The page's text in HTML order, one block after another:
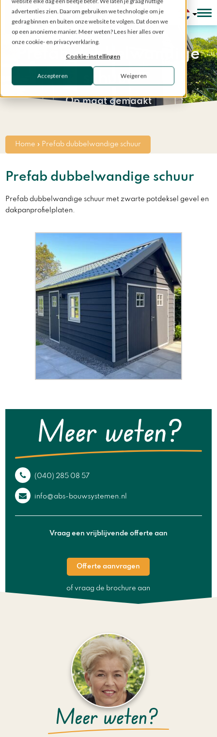
advertenties zien. Daarom gebruiken we technologie om je
gedrag binnen en buiten onze website te volgen. Dat doen we
op een anonieme manier. Meer weten? Lees hier alles over
onze cookie- en privacyverklaring.
Cookie-instellingen
Accepteren Weigeren
Configurator
Prefab dubbelwandige
schuur
Op maat gemaakt
Home » Prefab dubbelwandige schuur
Prefab dubbelwandige schuur
Prefab dubbelwandige schuur met zwarte potdeksel gevel en
dakpanprofielplaten.
(040) 285 08 57
info@abs-bouwsystemen.nl
Vraag een vrijblijvende offerte aan
Offerte aanvragen
of vraag de brochure aan